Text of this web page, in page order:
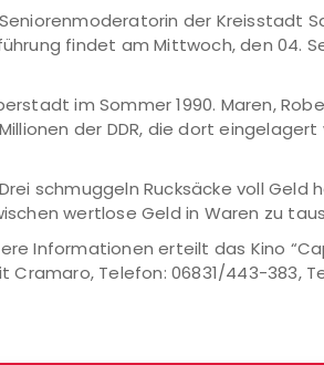
der Kreisstadt
findet am Mittwoch, den 04.
im Sommer 1990. Maren,
der DDR, die dort
schmuggeln Rucksäcke voll
wertlose Geld in Waren zu
Informationen erteilt das Kino
Cramaro, Telefon: 06831/443-383,